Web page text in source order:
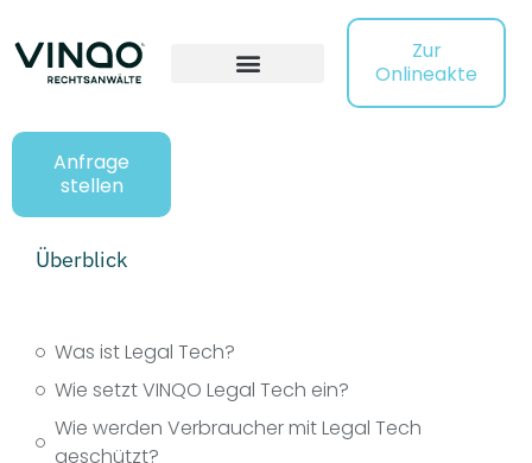
Zur
Onlineakte
Anfrage
stellen
Überblick
Was ist Legal Tech?
Wie setzt VINQO Legal Tech ein?
Wie werden Verbraucher mit Legal Tech
geschützt?